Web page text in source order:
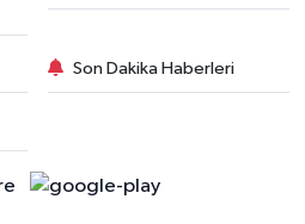
Son Dakika Haberleri